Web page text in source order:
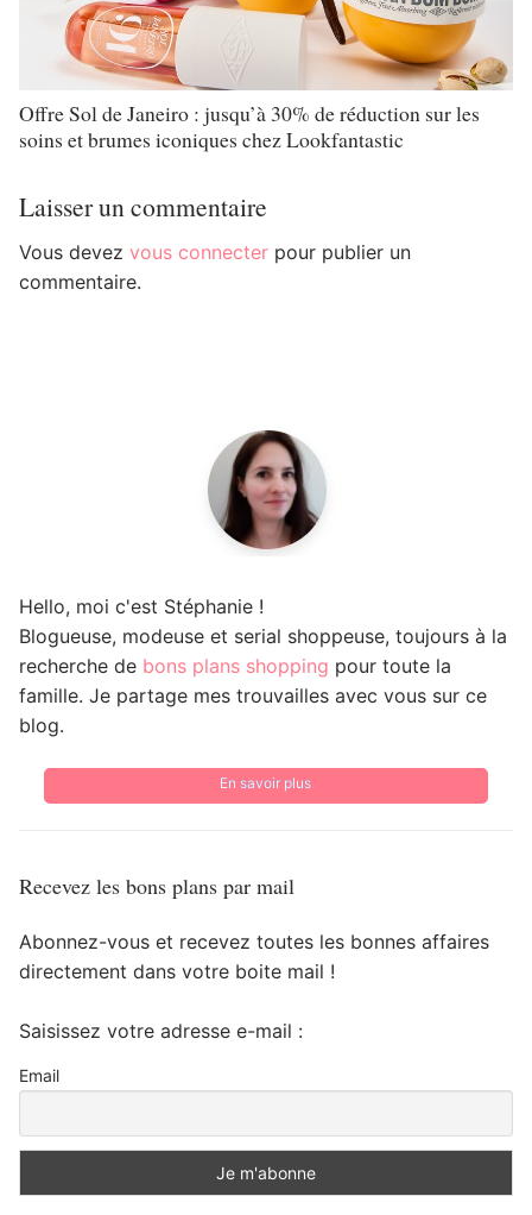
Offre Sol de Janeiro : jusqu’à 30% de réduction sur les
soins et brumes iconiques chez Lookfantastic
Laisser un commentaire
Vous devez vous connecter pour publier un
commentaire.
Hello, moi c'est Stéphanie !
Blogueuse, modeuse et serial shoppeuse, toujours à la
recherche de bons plans shopping pour toute la
famille. Je partage mes trouvailles avec vous sur ce
blog.
En savoir plus
Recevez les bons plans par mail
Abonnez-vous et recevez toutes les bonnes affaires
directement dans votre boite mail !
Saisissez votre adresse e-mail :
Email